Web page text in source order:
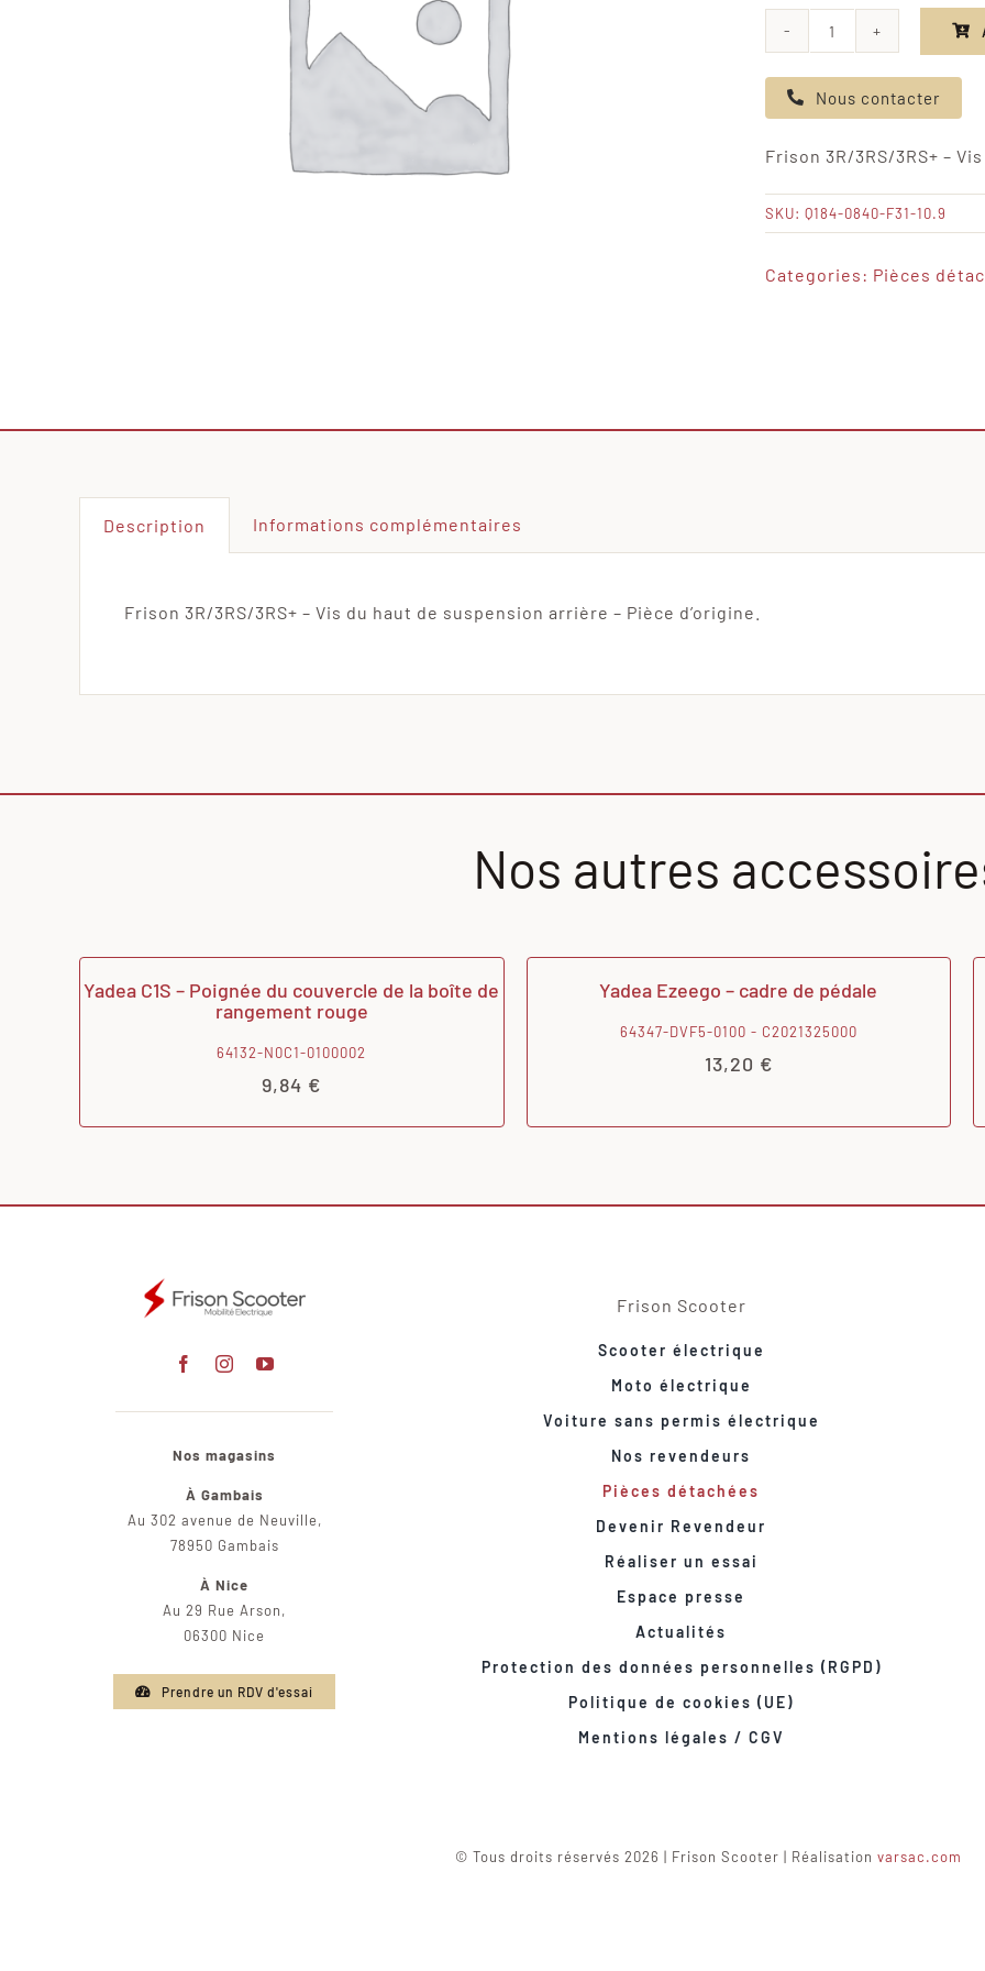
quantité
de
Frison
-
Vis
du
Nous contacter
Frison 3R/3RS/3RS+ –
SKU: Q184-0840-F31-10.9
Categories: Pièces
Description Informations complémentaires
Frison 3R/3RS/3RS+ – Vis du haut de suspension arrière – Pièce d’origine.
Nos autres
Yadea C1S – Poignée du couvercle de la boîte de
rangement rouge
64132-N0C1-0100002
9,84 €
Yadea Ezeego – cadre de pédale
64347-DVF5-0100 - C2021325000
13,20 €
Nos magasins
À Gambais
Au 302 avenue de Neuville,
78950 Gambais
À Nice
Au 29 Rue Arson,
06300 Nice
Prendre un RDV d'essai
Frison Scooter
Scooter électrique
Moto électrique
Voiture sans permis électrique
Nos revendeurs
Pièces détachées
Devenir Revendeur
Réaliser un essai
Espace presse
Actualités
Protection des données personnelles (RGPD)
Politique de cookies (UE)
Mentions légales / CGV
© Tous droits réservés 2026 | Frison Scooter | Réalisation varsac.com